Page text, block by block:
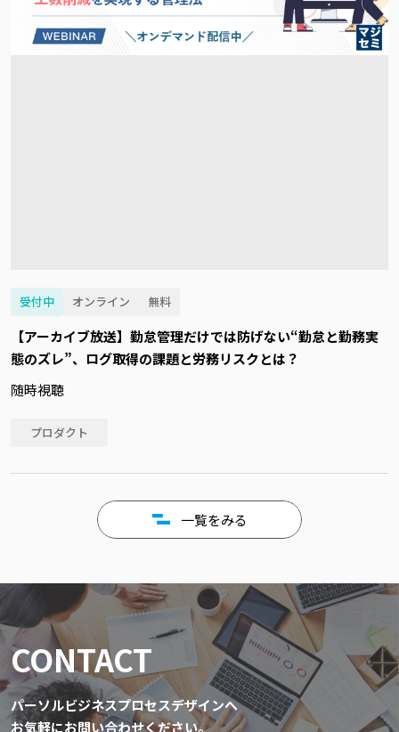
受付中 オンライン 無料
【アーカイブ放送】勤怠管理だけでは防げない“勤怠と勤務実
態のズレ”、ログ取得の課題と労務リスクとは？
随時視聴
プロダクト
一覧をみる
CONTACT
パーソルビジネスプロセスデザインへ
お気軽にお問い合わせください。